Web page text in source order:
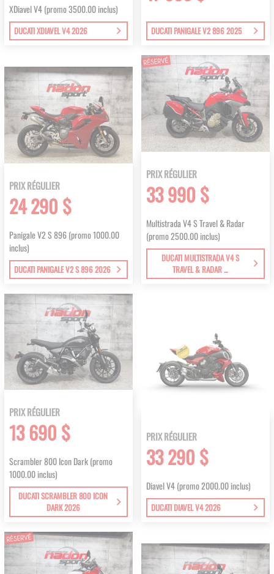
XDiavel V4 (promo 3500.00 inclus)
DUCATI XDIAVEL V4 2026 DUCATI PANIGALE V2 896 2025
PRIX RÉGULIER
24 290 $
Panigale V2 S 896 (promo 1000.00
inclus)
DUCATI PANIGALE V2 S 896 2026
PRIX RÉGULIER
33 990 $
Multistrada V4 S Travel & Radar
(promo 2500.00 inclus)
DUCATI MULTISTRADA V4 S
TRAVEL & RADAR ...
PRIX RÉGULIER
13 690 $
Scrambler 800 Icon Dark (promo
1000.00 inclus)
DUCATI SCRAMBLER 800 ICON
DARK 2026
PRIX RÉGULIER
33 290 $
Diavel V4 (promo 2000.00 inclus)
DUCATI DIAVEL V4 2026